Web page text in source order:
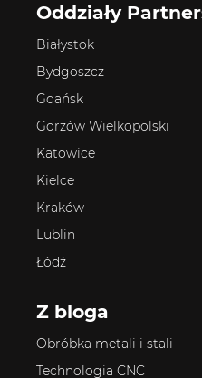
Oddziały
Białystok
Bydgoszcz
Gdańsk
Gorzów Wielkopolski
Katowice
Kielce
Kraków
Lublin
Łódź
Z bloga
Obróbka metali i stali
Technologia CNC